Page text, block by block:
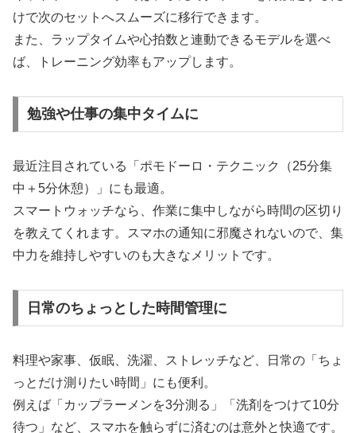
けで次のセットへスムーズに移行できます。
また、ラップタイムや心拍数と連動できるモデルを選べ
ば、トレーニング効率もアップします。
勉強や仕事の集中タイムに
最近注目されている「ポモドーロ・テクニック（25分集
中＋5分休憩）」にも最適。
スマートウォッチなら、作業に集中しながら時間の区切り
を教えてくれます。スマホの通知に邪魔されないので、集
中力を維持しやすいのも大きなメリットです。
日常のちょっとした時間管理に
料理や家事、仮眠、洗濯、ストレッチなど、日常の「ちょ
っとだけ測りたい時間」にも便利。
例えば「カップラーメンを3分測る」「洗剤をつけて10分
待つ」など、スマホを触らずに済むのは意外と快適です。